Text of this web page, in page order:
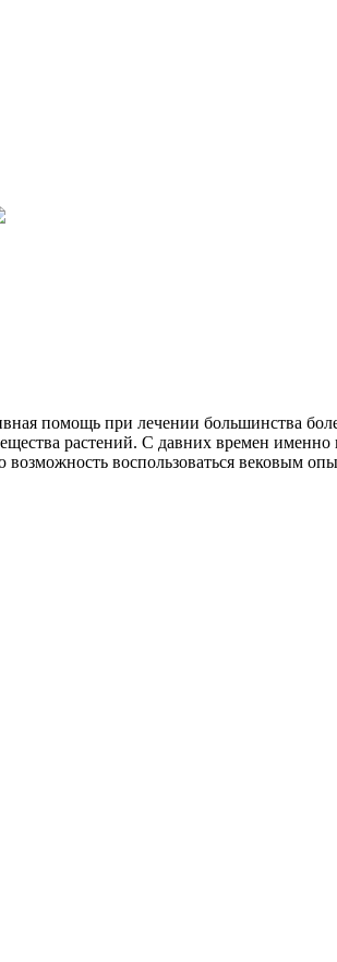
помощь при лечении большинства
растений. С давних времен
воспользоваться вековым